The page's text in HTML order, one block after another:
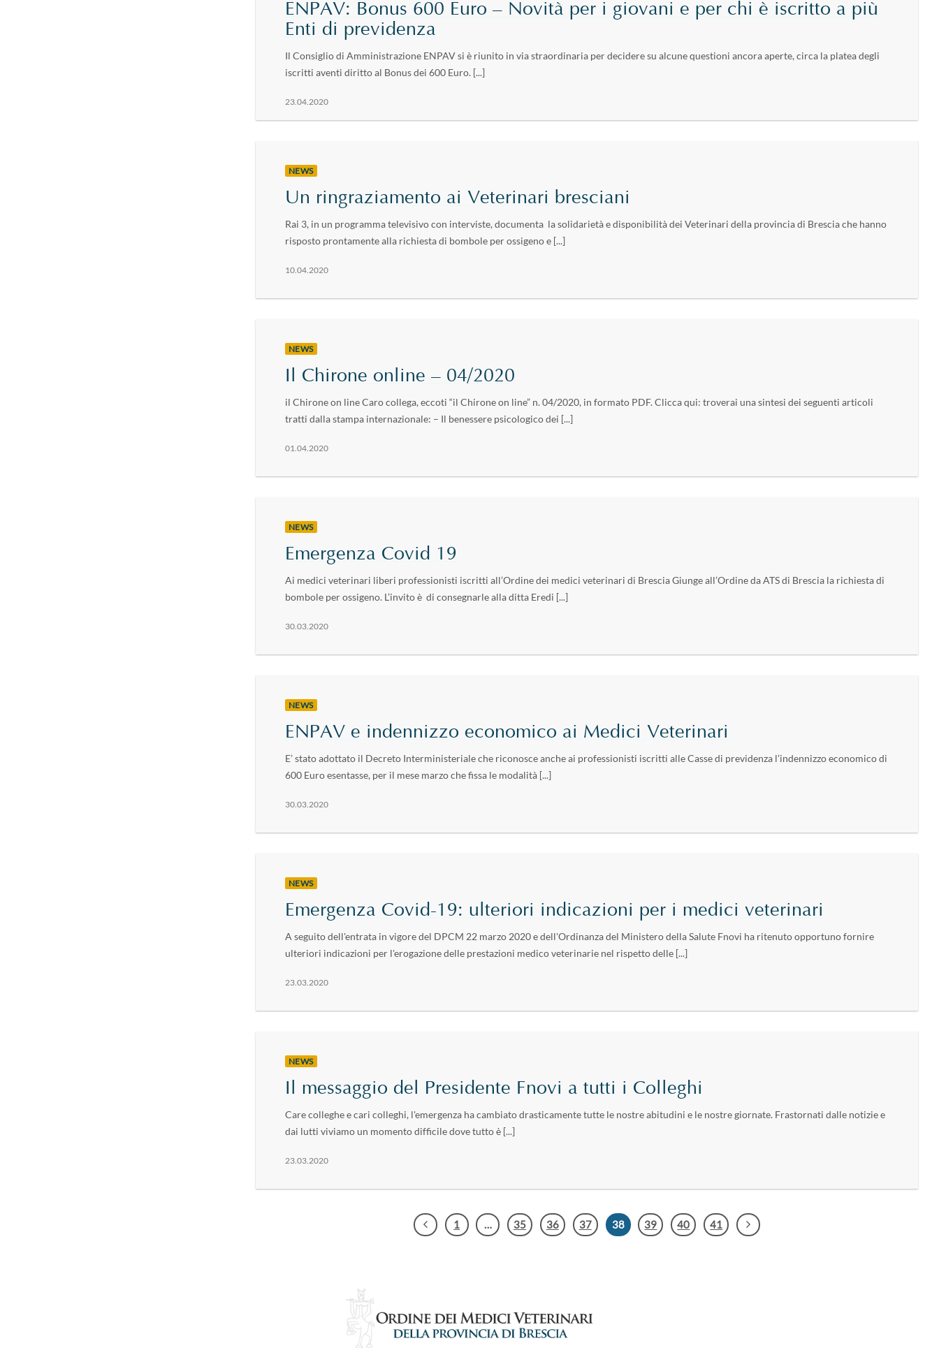
ENPAV: Bonus 600 Euro – Novità per i giovani e per chi è iscritto a più
Enti di previdenza
Il Consiglio di Amministrazione ENPAV si è riunito in via straordinaria per decidere su alcune questioni ancora aperte, circa la platea degli
iscritti aventi diritto al Bonus dei 600 Euro. [...]
23.04.2020
NEWS
Un ringraziamento ai Veterinari bresciani
Rai 3, in un programma televisivo con interviste, documenta la solidarietà e disponibilità dei Veterinari della provincia di Brescia che hanno
risposto prontamente alla richiesta di bombole per ossigeno e [...]
10.04.2020
NEWS
Il Chirone online – 04/2020
il Chirone on line Caro collega, eccoti “il Chirone on line” n. 04/2020, in formato PDF. Clicca qui: troverai una sintesi dei seguenti articoli
tratti dalla stampa internazionale: – Il benessere psicologico dei [...]
01.04.2020
NEWS
Emergenza Covid 19
Ai medici veterinari liberi professionisti iscritti all’Ordine dei medici veterinari di Brescia Giunge all’Ordine da ATS di Brescia la richiesta di
bombole per ossigeno. L’invito è di consegnarle alla ditta Eredi [...]
30.03.2020
NEWS
ENPAV e indennizzo economico ai Medici Veterinari
E’ stato adottato il Decreto Interministeriale che riconosce anche ai professionisti iscritti alle Casse di previdenza l’indennizzo economico di
600 Euro esentasse, per il mese marzo che fissa le modalità [...]
30.03.2020
NEWS
Emergenza Covid-19: ulteriori indicazioni per i medici veterinari
A seguito dell'entrata in vigore del DPCM 22 marzo 2020 e dell'Ordinanza del Ministero della Salute Fnovi ha ritenuto opportuno fornire
ulteriori indicazioni per l'erogazione delle prestazioni medico veterinarie nel rispetto delle [...]
23.03.2020
NEWS
Il messaggio del Presidente Fnovi a tutti i Colleghi
Care colleghe e cari colleghi, l'emergenza ha cambiato drasticamente tutte le nostre abitudini e le nostre giornate. Frastornati dalle notizie e
dai lutti viviamo un momento difficile dove tutto è [...]
23.03.2020
1 … 35 36 37 38 39 40 41